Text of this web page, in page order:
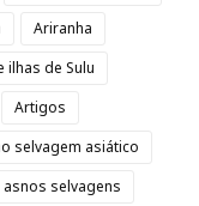
Ariranha
ilhas de Sulu
Artigos
selvagem asiático
asnos selvagens